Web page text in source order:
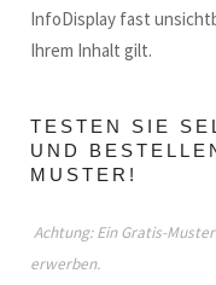
InfoDisplay fast
Ihrem Inhalt gilt.
TESTEN SIE
UND
MUSTER!
Achtung: Ein Gratis-
erwerben.